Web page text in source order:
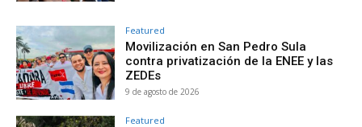
Featured
Movilización en San Pedro Sula
contra privatización de la ENEE y las
ZEDEs
9 de agosto de 2026
Featured